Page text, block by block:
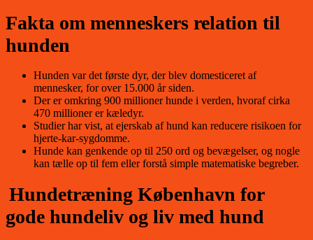
Fakta om menneskers relation til
hunden
Hunden var det første dyr, der blev domesticeret af
mennesker, for over 15.000 år siden.
Der er omkring 900 millioner hunde i verden, hvoraf cirka
470 millioner er kæledyr.
Studier har vist, at ejerskab af hund kan reducere risikoen for
hjerte-kar-sygdomme.
Hunde kan genkende op til 250 ord og bevægelser, og nogle
kan tælle op til fem eller forstå simple matematiske begreber.
Hundetræning København for
gode hundeliv og liv med hund